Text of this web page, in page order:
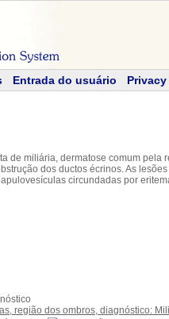
Entrada do usuário
de miliária, dermatose comum
dos ductos écrinos. As
circundadas por